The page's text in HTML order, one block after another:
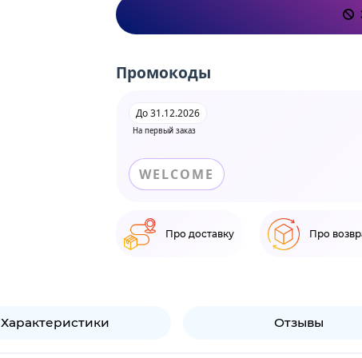
Промокоды
На первый заказ
До 31.12.2026
WELCOME
Про доставку Про
Характеристики Отзывы